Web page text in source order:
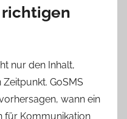
richtigen
nur den Inhalt,
GoSMS
wann ein
für Kommunikation